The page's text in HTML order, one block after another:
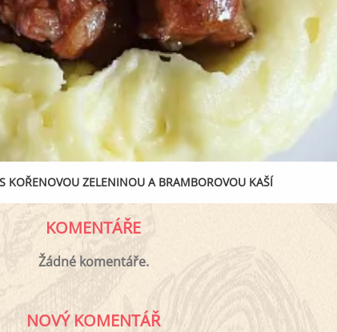
KOŘENOVOU ZELENINOU A BRAMBOROVOU KAŠÍ
KOMENTÁŘE
Žádné komentáře.
NOVÝ KOMENTÁŘ